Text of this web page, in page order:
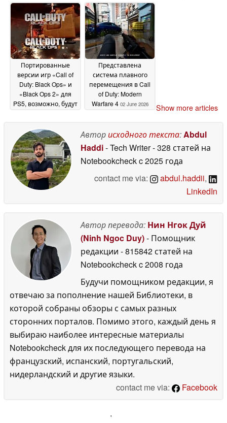
Steam02 July 2026
Портированные
версии игр «Call of
Duty: Black Ops» и
«Black Ops 2» для
PS5, возможно, будут
Представлена
система плавного
перемещения в Call
of Duty: Modern
Warfare 4 02 June 2026 Show more articles
Авторисходного текста:Abdul
Haddi- Tech Writer- 328 статей на
Notebookcheckc 2025 года
contact me via:
abdul.haddii,
LinkedIn
Автор перевода: Нин Нгок Дуй
(Ninh Ngoc Duy)- Помощник
редакции - 815842 статей на
Notebookcheckc 2008 года
Будучи помощником редакции, я
отвечаю за пополнение нашей Библиотеки, в
которой собраны обзоры с самых разных
сторонних порталов. Помимо этого, каждый день я
выбираю наиболее интересные материалы
Notebookcheck для их последующего перевода на
французский, испанский, португальский,
нидерландский и другие языки.
contact me via:
Facebook
'